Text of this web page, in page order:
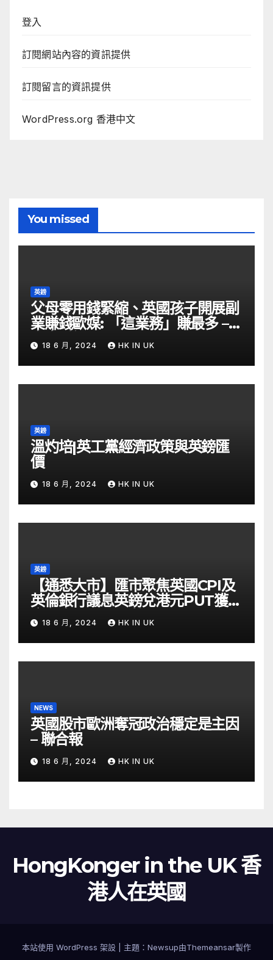
登入
訂閱網站內容的資訊提供
訂閱留言的資訊提供
WordPress.org 香港中文
You missed
英鎊
父母零用錢緊縮、英國孩子開展副
業賺錢歐媒: 「這業務」賺最多 –
自由財經
18 6 月, 2024 HK IN UK
英鎊
溫灼培|英工黨經濟政策與英鎊匯
價
18 6 月, 2024 HK IN UK
英鎊
【通悉大市】匯市聚焦英國CPI及
英倫銀行議息英鎊兌港元PUT獲資
金留意 – Now 財經
18 6 月, 2024 HK IN UK
NEWS
英國股市歐洲奪冠政治穩定是主因
– 聯合報
18 6 月, 2024 HK IN UK
HongKonger in the UK 香
港人在英國
本站使用 WordPress 架設 主題： Newsup由Themeansar製作